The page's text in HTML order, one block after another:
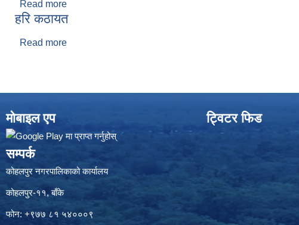
Read more
हरि कठायत
Read more
मोबाइल एप
सम्पर्क
कोहलपुर नगरपालिकाको कार्यालय
कोहलपुर-११, बाँके
फोन: +९७७ ८१ ५४०००९
ट्विटर फिड